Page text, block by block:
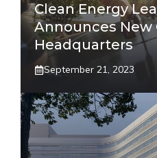
Clean Energy
Announces New
Headquarters
September 21, 2023